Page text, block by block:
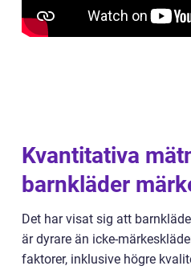
Kvantitativa
barnkläder
Det har visat sig att
är dyrare än icke-
faktorer, inklusive högre